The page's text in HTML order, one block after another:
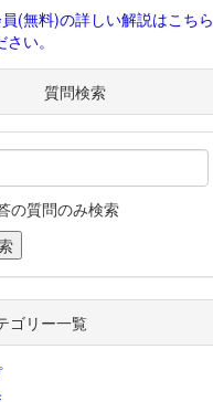
(無料)の詳しい解説はこちら
い。
質問検索
の質問のみ検索
ゴリー一覧